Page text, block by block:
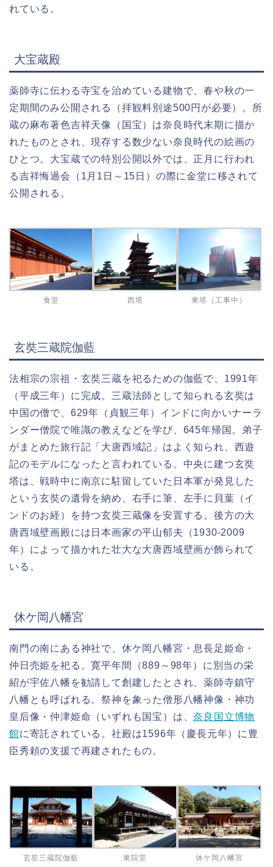
れている。
大宝蔵殿
薬師寺に伝わる寺宝を治めている建物で、春や秋の一
定期間のみ公開される（拝観料別途500円が必要）。所
蔵の麻布著色吉祥天像（国宝）は奈良時代末期に描か
れたものとされ、現存する数少ない奈良時代の絵画の
ひとつ。大宝蔵での特別公開以外では、正月に行われ
る吉祥悔過会（1月1日～15日）の際に金堂に移されて
公開される。
食堂 西塔 東塔（工事中）
玄奘三蔵院伽藍
法相宗の宗祖・玄奘三蔵を祀るための伽藍で、1991年
（平成三年）に完成。三蔵法師として知られる玄奘は
中国の僧で、629年（貞観三年）インドに向かいナーラ
ンダー僧院で唯識の教えなどを学び、645年帰国。弟子
がまとめた旅行記「大唐西域記」はよく知られ、西遊
記のモデルになったと言われている。中央に建つ玄奘
塔は、戦時中に南京に駐留していた日本軍が発見した
という玄奘の遺骨を納め、右手に筆、左手に貝葉（イ
ンドのお経）を持つ玄奘三蔵像を安置する。後方の大
唐西域壁画殿には日本画家の平山郁夫（1930-2009
年）によって描かれた壮大な大唐西域壁画が飾られて
いる。
休ケ岡八幡宮
南門の南にある神社で、休ケ岡八幡宮・息長足姫命・
仲日売姫を祀る。寛平年間（889～98年）に別当の栄
紹が宇佐八幡を勧請して創建したとされ、薬師寺鎮守
八幡とも呼ばれる。祭神を象った僧形八幡神像・神功
皇后像・仲津姫命（いずれも国宝）は、奈良国立博物
館に寄託されている。社殿は1596年（慶長元年）に豊
臣秀頼の支援で再建されたもの。
玄奘三蔵院伽藍 東院堂 休ケ岡八幡宮